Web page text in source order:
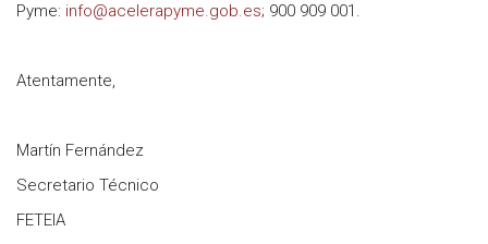
Pyme: info@acelerapyme.gob.es; 900 909 001.
Atentamente,
Martín Fernández
Secretario Técnico
FETEIA